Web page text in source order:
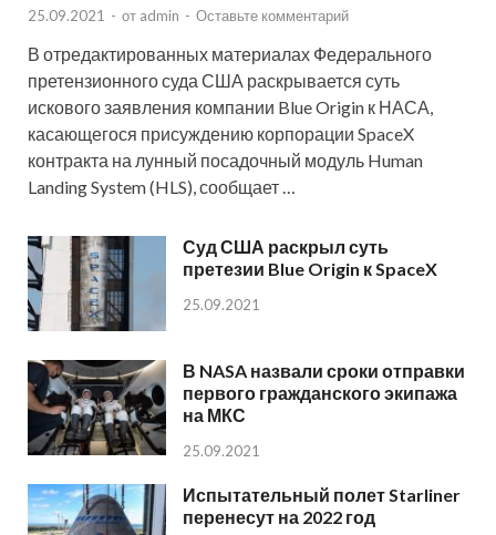
25.09.2021 - от admin - Оставьте комментарий
В отредактированных материалах Федерального
претензионного суда США раскрывается суть
искового заявления компании Blue Origin к НАСА,
касающегося присуждению корпорации SpaceX
контракта на лунный посадочный модуль Human
Landing System (HLS), сообщает …
Суд США раскрыл суть
претезии Blue Origin к SpaceX
25.09.2021
В NASA назвали сроки отправки
первого гражданского экипажа
на МКС
25.09.2021
Испытательный полет Starliner
перенесут на 2022 год